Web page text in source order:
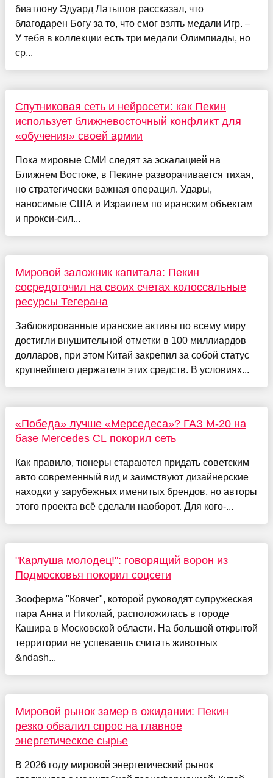
биатлону Эдуард Латыпов рассказал, что
благодарен Богу за то, что смог взять медали Игр. –
У тебя в коллекции есть три медали Олимпиады, но
ср...
Спутниковая сеть и нейросети: как Пекин
использует ближневосточный конфликт для
«обучения» своей армии
Пока мировые СМИ следят за эскалацией на
Ближнем Востоке, в Пекине разворачивается тихая,
но стратегически важная операция. Удары,
наносимые США и Израилем по иранским объектам
и прокси-сил...
Мировой заложник капитала: Пекин
сосредоточил на своих счетах колоссальные
ресурсы Тегерана
Заблокированные иранские активы по всему миру
достигли внушительной отметки в 100 миллиардов
долларов, при этом Китай закрепил за собой статус
крупнейшего держателя этих средств. В условиях...
«Победа» лучше «Мерседеса»? ГАЗ М-20 на
базе Mercedes CL покорил сеть
Как правило, тюнеры стараются придать советским
авто современный вид и заимствуют дизайнерские
находки у зарубежных именитых брендов, но авторы
этого проекта всё сделали наоборот. Для кого-...
"Карлуша молодец!": говорящий ворон из
Подмосковья покорил соцсети
Зооферма "Ковчег", которой руководят супружеская
пара Анна и Николай, расположилась в городе
Кашира в Московской области. На большой открытой
территории не успеваешь считать животных
&ndash...
Мировой рынок замер в ожидании: Пекин
резко обвалил спрос на главное
энергетическое сырье
В 2026 году мировой энергетический рынок